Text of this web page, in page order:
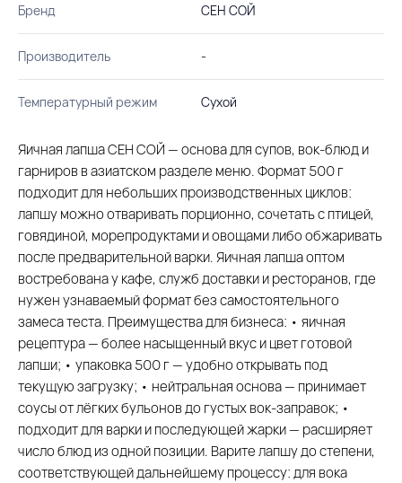
Бренд СЕН СОЙ
Производитель -
Температурный режим Сухой
Яичная лапша СЕН СОЙ — основа для супов, вок-блюд и
гарниров в азиатском разделе меню. Формат 500 г
подходит для небольших производственных циклов:
лапшу можно отваривать порционно, сочетать с птицей,
говядиной, морепродуктами и овощами либо обжаривать
после предварительной варки. Яичная лапша оптом
востребована у кафе, служб доставки и ресторанов, где
нужен узнаваемый формат без самостоятельного
замеса теста. Преимущества для бизнеса: • яичная
рецептура — более насыщенный вкус и цвет готовой
лапши; • упаковка 500 г — удобно открывать под
текущую загрузку; • нейтральная основа — принимает
соусы от лёгких бульонов до густых вок-заправок; •
подходит для варки и последующей жарки — расширяет
число блюд из одной позиции. Варите лапшу до степени,
соответствующей дальнейшему процессу: для вока